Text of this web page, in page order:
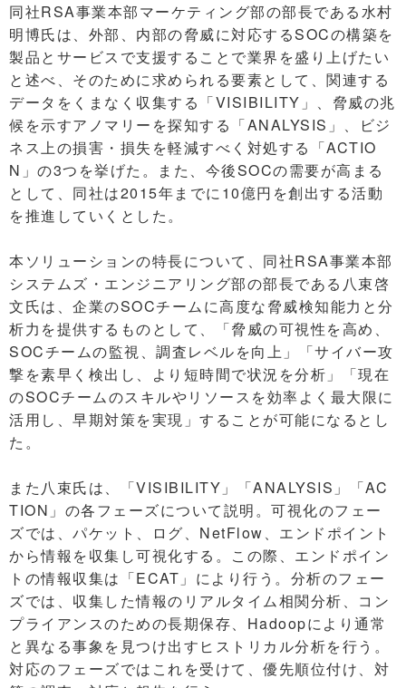
同社RSA事業本部マーケティング部の部長である水村
明博氏は、外部、内部の脅威に対応するSOCの構築を
製品とサービスで支援することで業界を盛り上げたい
と述べ、そのために求められる要素として、関連する
データをくまなく収集する「VISIBILITY」、脅威の兆
候を示すアノマリーを探知する「ANALYSIS」、ビジ
ネス上の損害・損失を軽減すべく対処する「ACTIO
N」の3つを挙げた。また、今後SOCの需要が高まる
として、同社は2015年までに10億円を創出する活動
を推進していくとした。
本ソリューションの特長について、同社RSA事業本部
システムズ・エンジニアリング部の部長である八束啓
文氏は、企業のSOCチームに高度な脅威検知能力と分
析力を提供するものとして、「脅威の可視性を高め、
SOCチームの監視、調査レベルを向上」「サイバー攻
撃を素早く検出し、より短時間で状況を分析」「現在
のSOCチームのスキルやリソースを効率よく最大限に
活用し、早期対策を実現」することが可能になるとし
た。
また八束氏は、「VISIBILITY」「ANALYSIS」「AC
TION」の各フェーズについて説明。可視化のフェー
ズでは、パケット、ログ、NetFlow、エンドポイント
から情報を収集し可視化する。この際、エンドポイン
トの情報収集は「ECAT」により行う。分析のフェー
ズでは、収集した情報のリアルタイム相関分析、コン
プライアンスのための長期保存、Hadoopにより通常
と異なる事象を見つけ出すヒストリカル分析を行う。
対応のフェーズではこれを受けて、優先順位付け、対